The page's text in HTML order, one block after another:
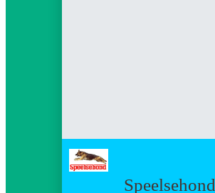
Speelsehond